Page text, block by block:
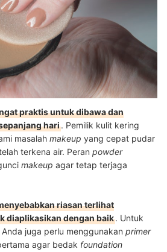
praktis untuk dibawa dan
hari. Pemilik kulit kering
masalah makeup yang cepat pudar
terkena air. Peran powder
makeup agar tetap terjaga
riasan terlihat
diaplikasikan dengan baik. Untuk
juga perlu menggunakan primer
agar bedak foundation